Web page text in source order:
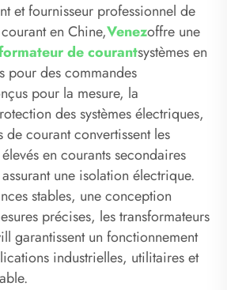
et fournisseur professionnel de
en Chine,Venezoffre une
de courantsystèmes en
pour des commandes
pour la mesure, la
des systèmes électriques,
de courant convertissent les
en courants secondaires
une isolation électrique.
stables, une conception
précises, les transformateurs
garantissent un fonctionnement
industrielles, utilitaires et